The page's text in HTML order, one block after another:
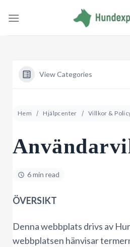
View Categories
Hem Hjälpcenter Villkor &
6 min read
ÖVERSIKT
Denna webbplats drivs av
webbplatsen hänvisar